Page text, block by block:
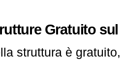
Gratuito sul
struttura è